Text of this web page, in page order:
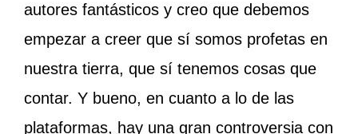
autores fantásticos y creo que debemos
empezar a creer que sí somos profetas en
nuestra tierra, que sí tenemos cosas que
contar. Y bueno, en cuanto a lo de las
plataformas, hay una gran controversia con